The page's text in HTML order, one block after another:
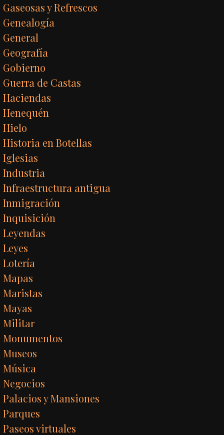
Gaseosas y Refrescos
Genealogía
General
Geografía
Gobierno
Guerra de Castas
Haciendas
Henequén
Hielo
Historia en Botellas
Iglesias
Industria
Infraestructura antigua
Inmigración
Inquisición
Leyendas
Leyes
Lotería
Mapas
Maristas
Mayas
Militar
Monumentos
Museos
Música
Negocios
Palacios y Mansiones
Parques
Paseos virtuales